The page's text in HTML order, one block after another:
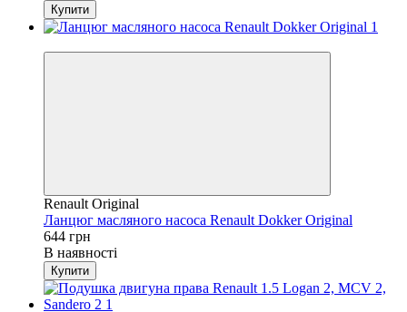
Купити
Renault Original
Ланцюг масляного насоса Renault Dokker Original
644 грн
В наявності
Купити